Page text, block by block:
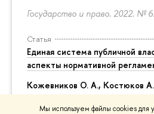
Мы используем файлы cookies для
Государство и право. 2022. № 6.
Статья
Единая система публичной
аспекты нормативной
Кожевников О. А., Костюков
Правоприменение. 2022. Т. 6.